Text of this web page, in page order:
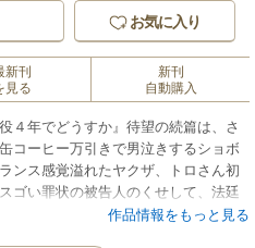
お気に入り
新刊
見る
新刊
自動購入
年でどうすか』待望の続篇は、さ
コーヒー万引きで男泣きするショボ
ンス感覚溢れたヤクザ、トロさん初
い罪状の被告人のくせして、法廷
わず笑ってしまう弁明に人間臭さが
作品情報をもっと見る